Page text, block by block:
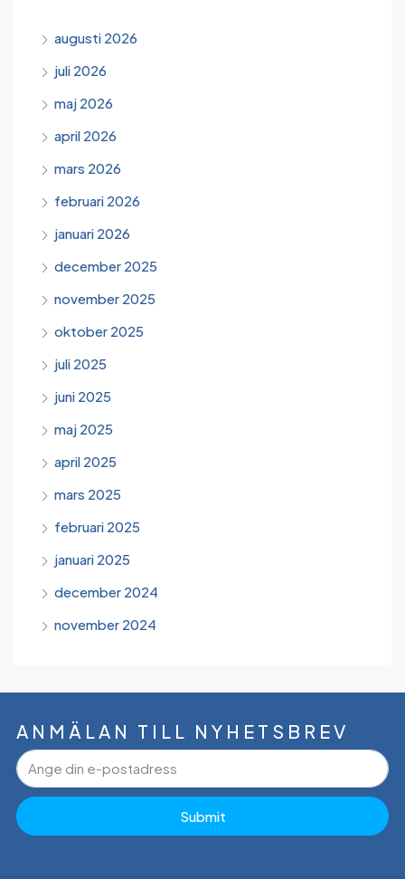
augusti 2026
juli 2026
maj 2026
april 2026
mars 2026
februari 2026
januari 2026
december 2025
november 2025
oktober 2025
juli 2025
juni 2025
maj 2025
april 2025
mars 2025
februari 2025
januari 2025
december 2024
november 2024
ANMÄLAN TILL NYHETSBREV
Submit